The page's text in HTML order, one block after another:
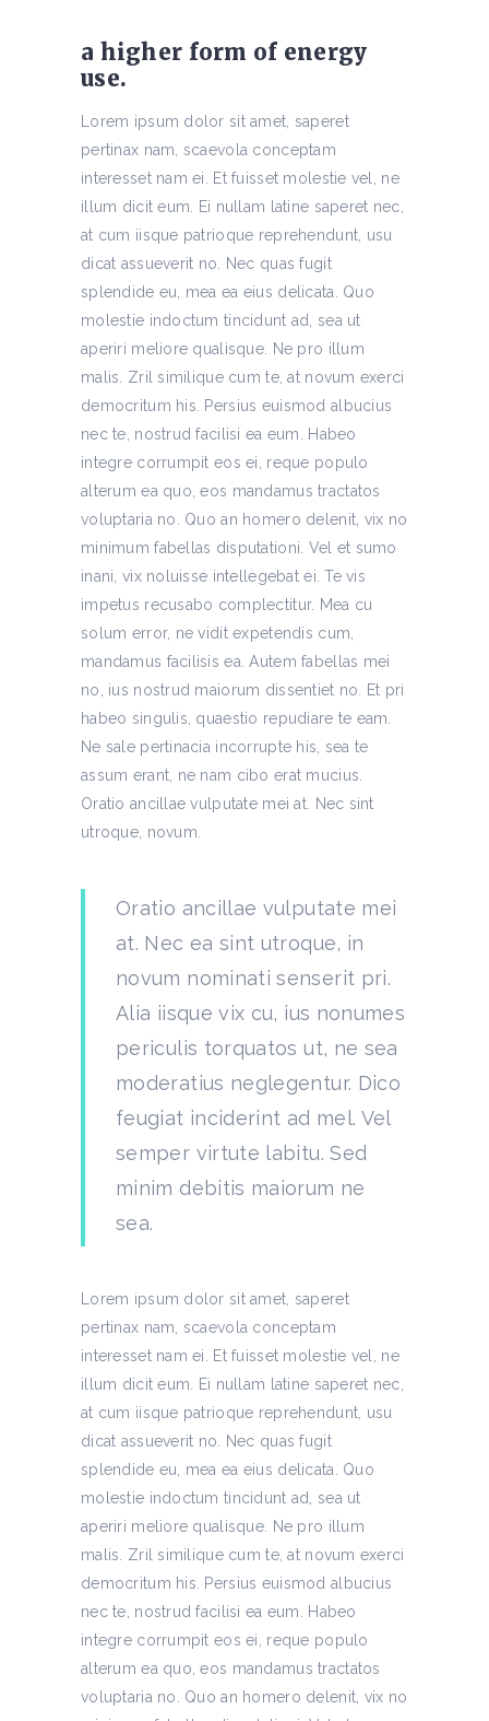
a higher form of energy
use.
Lorem ipsum dolor sit amet, saperet
pertinax nam, scaevola conceptam
interesset nam ei. Et fuisset molestie vel, ne
illum dicit eum. Ei nullam latine saperet nec,
at cum iisque patrioque reprehendunt, usu
dicat assueverit no. Nec quas fugit
splendide eu, mea ea eius delicata. Quo
molestie indoctum tincidunt ad, sea ut
aperiri meliore qualisque. Ne pro illum
malis. Zril similique cum te, at novum exerci
democritum his. Persius euismod albucius
nec te, nostrud facilisi ea eum. Habeo
integre corrumpit eos ei, reque populo
alterum ea quo, eos mandamus tractatos
voluptaria no. Quo an homero delenit, vix no
minimum fabellas disputationi. Vel et sumo
inani, vix noluisse intellegebat ei. Te vis
impetus recusabo complectitur. Mea cu
solum error, ne vidit expetendis cum,
mandamus facilisis ea. Autem fabellas mei
no, ius nostrud maiorum dissentiet no. Et pri
habeo singulis, quaestio repudiare te eam.
Ne sale pertinacia incorrupte his, sea te
assum erant, ne nam cibo erat mucius.
Oratio ancillae vulputate mei at. Nec sint
utroque, novum.
Oratio ancillae vulputate mei
at. Nec ea sint utroque, in
novum nominati senserit pri.
Alia iisque vix cu, ius nonumes
periculis torquatos ut, ne sea
moderatius neglegentur. Dico
feugiat inciderint ad mel. Vel
semper virtute labitu. Sed
minim debitis maiorum ne
sea.
Lorem ipsum dolor sit amet, saperet
pertinax nam, scaevola conceptam
interesset nam ei. Et fuisset molestie vel, ne
illum dicit eum. Ei nullam latine saperet nec,
at cum iisque patrioque reprehendunt, usu
dicat assueverit no. Nec quas fugit
splendide eu, mea ea eius delicata. Quo
molestie indoctum tincidunt ad, sea ut
aperiri meliore qualisque. Ne pro illum
malis. Zril similique cum te, at novum exerci
democritum his. Persius euismod albucius
nec te, nostrud facilisi ea eum. Habeo
integre corrumpit eos ei, reque populo
alterum ea quo, eos mandamus tractatos
voluptaria no. Quo an homero delenit, vix no